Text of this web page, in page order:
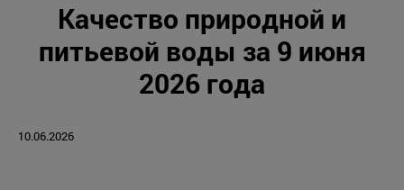
Качество природной и
питьевой воды за 9 июня
2026 года
10.06.2026